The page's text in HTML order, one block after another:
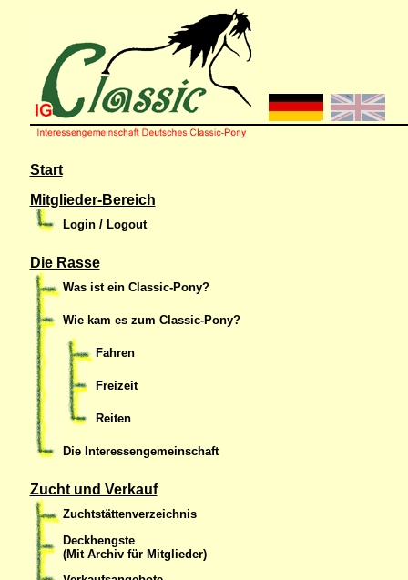
Start
Mitglieder-Bereich
Login / Logout
Die Rasse
Was ist ein Classic-Pony?
Wie kam es zum Classic-Pony?
Fahren
Freizeit
Reiten
Die Interessengemeinschaft
Zucht und Verkauf
Zuchtstättenverzeichnis
Deckhengste
(Mit Archiv für Mitglieder)